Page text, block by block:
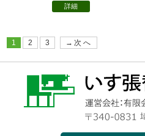
詳細
1 2 3 →次へ